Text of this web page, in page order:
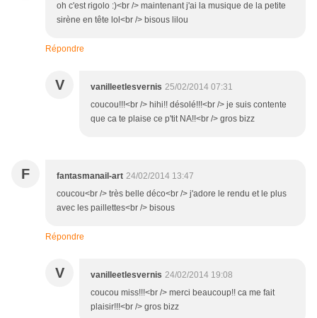
oh c'est rigolo :)<br /> maintenant j'ai la musique de la petite
sirène en tête lol<br /> bisous lilou
Répondre
V vanilleetlesvernis 25/02/2014 07:31
coucou!!!<br /> hihi!! désolé!!!<br /> je suis contente
que ca te plaise ce p'tit NA!!<br /> gros bizz
F fantasmanail-art 24/02/2014 13:47
coucou<br /> très belle déco<br /> j'adore le rendu et le plus
avec les paillettes<br /> bisous
Répondre
V vanilleetlesvernis 24/02/2014 19:08
coucou miss!!!<br /> merci beaucoup!! ca me fait
plaisir!!!<br /> gros bizz